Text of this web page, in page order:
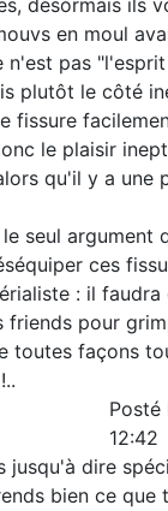
désormais ils
en moul
n'est pas
plutôt le côté
fissure
le plaisir
qu'il y a une
seul argument
ces
: il faudra
friends pour
toutes façons
Posté
12:42
jusqu'à dire
bien ce que